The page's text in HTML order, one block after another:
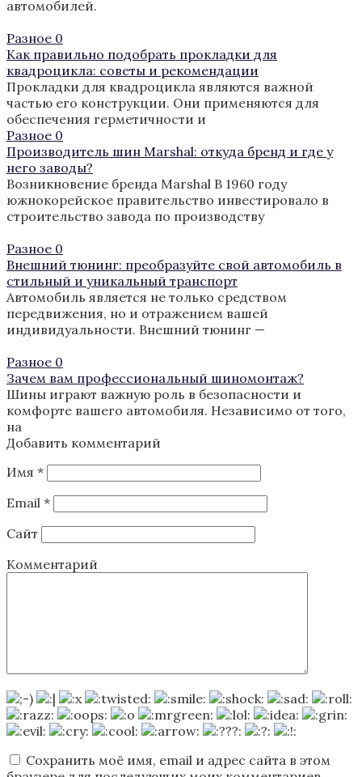
автомобилей.
Разное 0
Как правильно подобрать прокладки для
квадроцикла: советы и рекомендации
Прокладки для квадроцикла являются важной
частью его конструкции. Они применяются для
обеспечения герметичности и
Разное 0
Производитель шин Marshal: откуда бренд и где у
него заводы?
Возникновение бренда Marshal В 1960 году
южнокорейское правительство инвестировало в
строительство завода по производству
Разное 0
Внешний тюнинг: преобразуйте свой автомобиль в
стильный и уникальный транспорт
Автомобиль является не только средством
передвижения, но и отражением вашей
индивидуальности. Внешний тюнинг —
Разное 0
Зачем вам профессиональный шиномонтаж?
Шины играют важную роль в безопасности и
комфорте вашего автомобиля. Независимо от того,
на
Добавить комментарий
Имя *
Email *
Сайт
Комментарий
Сохранить моё имя, email и адрес сайта в этом